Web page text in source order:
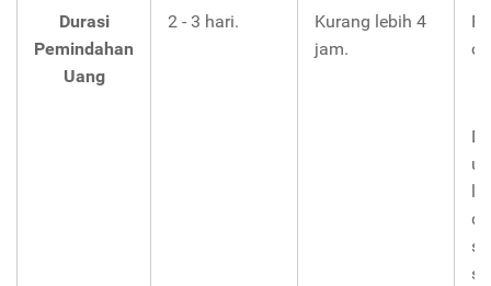
Durasi
Pemindahan
Uang
2 - 3 hari.
Kurang lebih 4
jam.